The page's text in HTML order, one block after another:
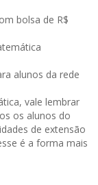
bolsa de R$
alunos da rede
vale lembrar
os alunos do
de extensão
é a forma mais